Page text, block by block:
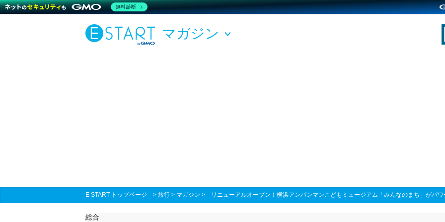
マガジン
E START トップページ > 旅行 > マガジン > リニューアルオープン！横浜アンパンマンこどもミュージアム「みんなのまち」がパ
総合
無料診断